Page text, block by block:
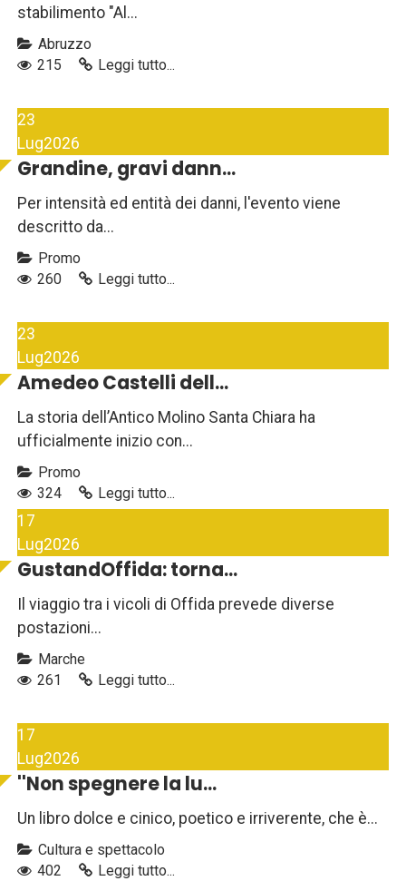
stabilimento "Al...
Abruzzo
215
Leggi tutto...
23
Lug2026
Grandine, gravi dann...
Per intensità ed entità dei danni, l'evento viene
descritto da...
Promo
260
Leggi tutto...
23
Lug2026
Amedeo Castelli dell...
La storia dell’Antico Molino Santa Chiara ha
ufficialmente inizio con...
Promo
324
Leggi tutto...
17
Lug2026
GustandOffida: torna...
Il viaggio tra i vicoli di Offida prevede diverse
postazioni...
Marche
261
Leggi tutto...
17
Lug2026
''Non spegnere la lu...
Un libro dolce e cinico, poetico e irriverente, che è...
Cultura e spettacolo
402
Leggi tutto...